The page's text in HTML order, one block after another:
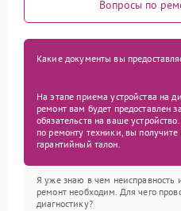
Вопросы по
Какие документы вы
На этапе приема устройства на
ремонт вам будет предоставлен
обязательств на ваше
по ремонту техники, вы
гарантийный талон.
Я уже знаю в чем неисправность
ремонт необходим. Для чего
диагностику?